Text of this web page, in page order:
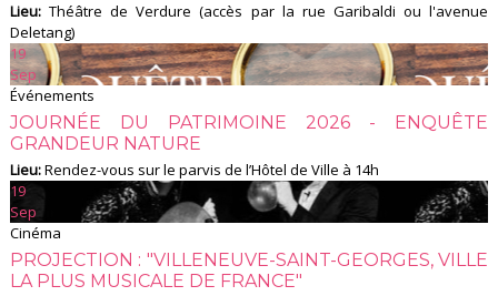
Lieu: Théâtre de Verdure (accès par la rue Garibaldi ou l'avenue
Deletang)
19
Sep
Événements
JOURNÉE DU PATRIMOINE 2026 - ENQUÊTE
GRANDEUR NATURE
Lieu:Rendez-vous sur le parvis de l’Hôtel de Ville à 14h
19
Sep
Cinéma
PROJECTION : "VILLENEUVE-SAINT-GEORGES, VILLE
LA PLUS MUSICALE DE FRANCE"